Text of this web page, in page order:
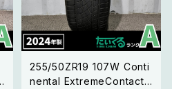
255/50ZR19 107W Conti
nental ExtremeContact